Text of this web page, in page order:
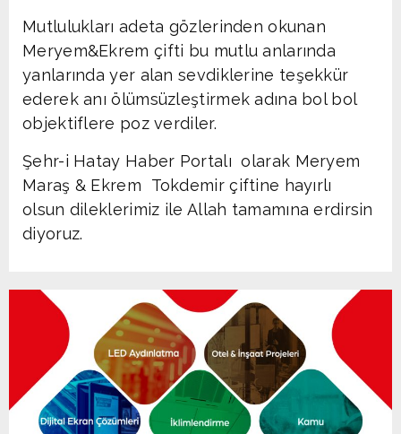
Mutlulukları adeta gözlerinden okunan
Meryem&Ekrem çifti bu mutlu anlarında
yanlarında yer alan sevdiklerine teşekkür
ederek anı ölümsüzleştirmek adına bol bol
objektiflere poz verdiler.
Şehr-i Hatay Haber Portalı olarak Meryem
Maraş & Ekrem Tokdemir çiftine hayırlı
olsun dileklerimiz ile Allah tamamına erdirsin
diyoruz.